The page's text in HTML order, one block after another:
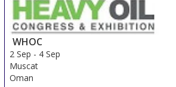
China
WHOC
2 Sep - 4 Sep
Muscat
Oman